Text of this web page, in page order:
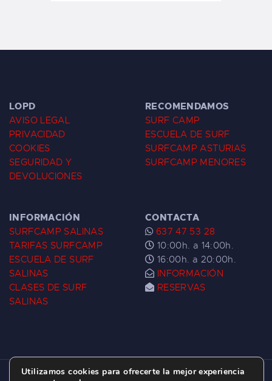
LOPD
AVISO LEGAL
PRIVACIDAD
COOKIES
SEGURIDAD Y
DEVOLUCIONES
RECOMENDAMOS
SURF CAMP
ESCUELA DE SURF
SURFCAMP ASTURIAS
SURFCAMP MENORES
INFORMACIÓN
SURFCAMP SALINAS
TARIFAS SURFCAMP
ESCUELA DE SURF
SALINAS
CLASES DE SURF
SALINAS
CONTACTA
637 47 53 28
10:00h. a 14:00h.
16:00h. a 20:00h.
INFORMACIÓN
RESERVAS
Utilizamos cookies para ofrecerte la mejor experiencia